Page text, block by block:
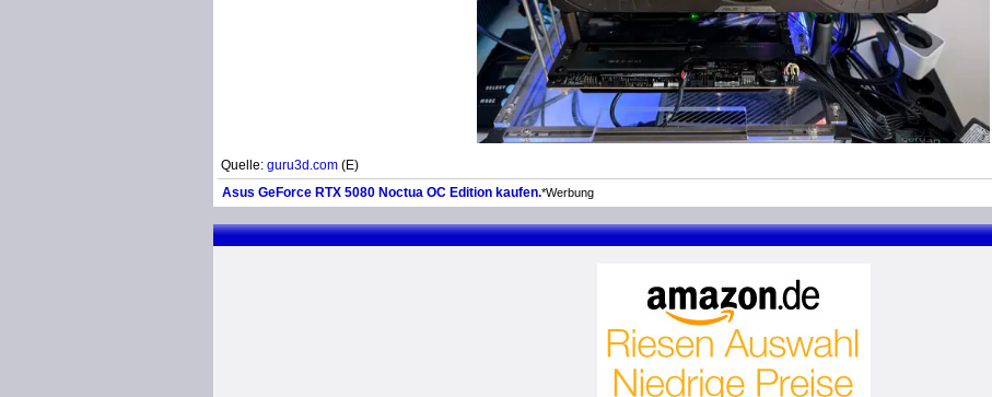
Quelle: guru3d.com (E)
Asus GeForce RTX 5080 Noctua OC Edition kaufen.*Werbung